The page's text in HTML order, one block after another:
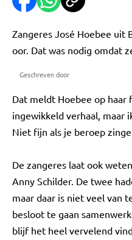
Zangeres José Hoebee uit
oor. Dat was nodig omdat
Geschreven door
Dat meldt Hoebee op haar
ingewikkeld verhaal, maar
Niet fijn als je beroep
De zangeres laat ook
Anny Schilder. De twee
maar daar is niet veel van
besloot te gaan
blijf het heel vervelend